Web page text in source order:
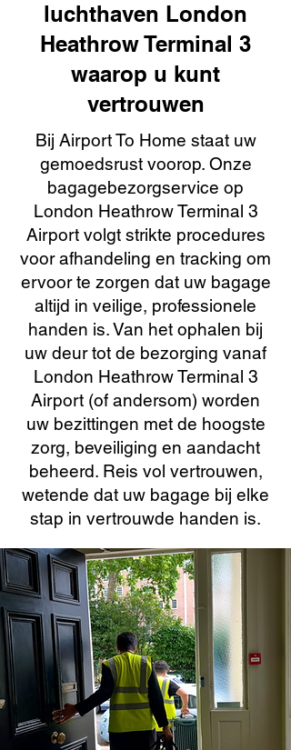
luchthaven London
Heathrow Terminal 3
waarop u kunt
vertrouwen
Bij Airport To Home staat uw
gemoedsrust voorop. Onze
bagagebezorgservice op
London Heathrow Terminal 3
Airport volgt strikte procedures
voor afhandeling en tracking om
ervoor te zorgen dat uw bagage
altijd in veilige, professionele
handen is. Van het ophalen bij
uw deur tot de bezorging vanaf
London Heathrow Terminal 3
Airport (of andersom) worden
uw bezittingen met de hoogste
zorg, beveiliging en aandacht
beheerd. Reis vol vertrouwen,
wetende dat uw bagage bij elke
stap in vertrouwde handen is.